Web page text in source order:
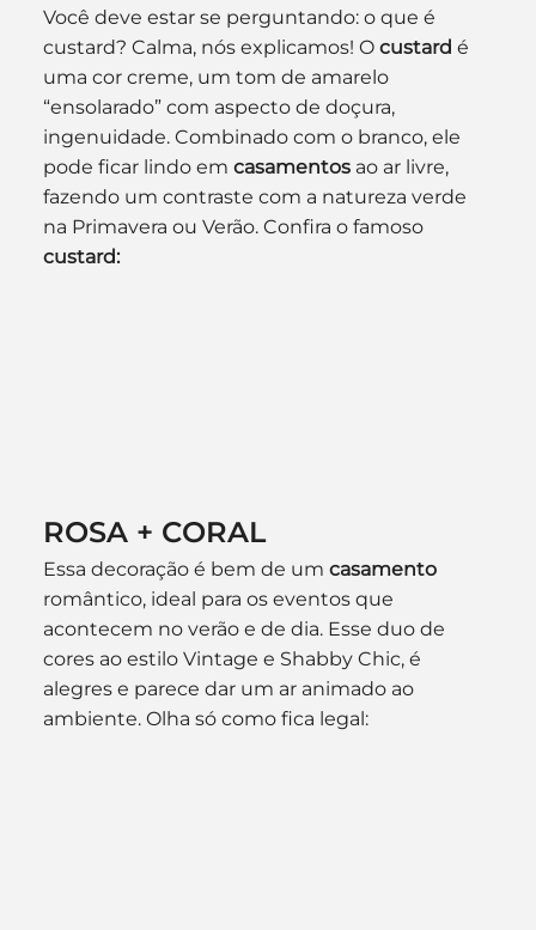
Você deve estar se perguntando: o que é
custard? Calma, nós explicamos! O custard é
uma cor creme, um tom de amarelo
“ensolarado” com aspecto de doçura,
ingenuidade. Combinado com o branco, ele
pode ficar lindo em casamentos ao ar livre,
fazendo um contraste com a natureza verde
na Primavera ou Verão. Confira o famoso
custard:
ROSA + CORAL
Essa decoração é bem de um casamento
romântico, ideal para os eventos que
acontecem no verão e de dia. Esse duo de
cores ao estilo Vintage e Shabby Chic, é
alegres e parece dar um ar animado ao
ambiente. Olha só como fica legal: